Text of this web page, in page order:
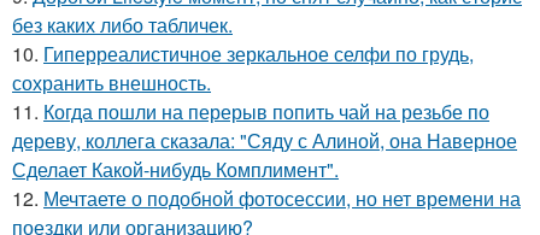
Лофт в одежде Лофт с мужской одежде
без каких либо табличек.
10. Гиперреалистичное зеркальное селфи по грудь,
сохранить внешность.
11. Когда пошли на перерыв попить чай на резьбе по
дереву, коллега сказала: "Сяду с Алиной, она Наверное
Сделает Какой-нибудь Комплимент".
12. Мечтаете о подобной фотосессии, но нет времени на
поездки или организацию?